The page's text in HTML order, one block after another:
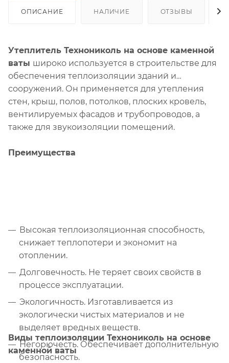
ОПИСАНИЕ НАЛИЧИЕ ОТЗЫВЫ
Утеплитель Технониколь на основе каменной
ваты широко используется в строительстве для
обеспечения теплоизоляции зданий и
сооружений. Он применяется для утепления
стен, крыш, полов, потолков, плоских кровель,
вентилируемых фасадов и трубопроводов, а
также для звукоизоляции помещений.
Преимущества
Высокая теплоизоляционная способность,
снижает теплопотери и экономит на
отоплении.
Долговечность. Не теряет своих свойств в
процессе эксплуатации.
Экологичность. Изготавливается из
экологически чистых материалов и не
выделяет вредных веществ.
Негорючесть. Обеспечивает дополнительную
безопасность.
Виды теплоизоляции Технониколь на основе
каменной ваты